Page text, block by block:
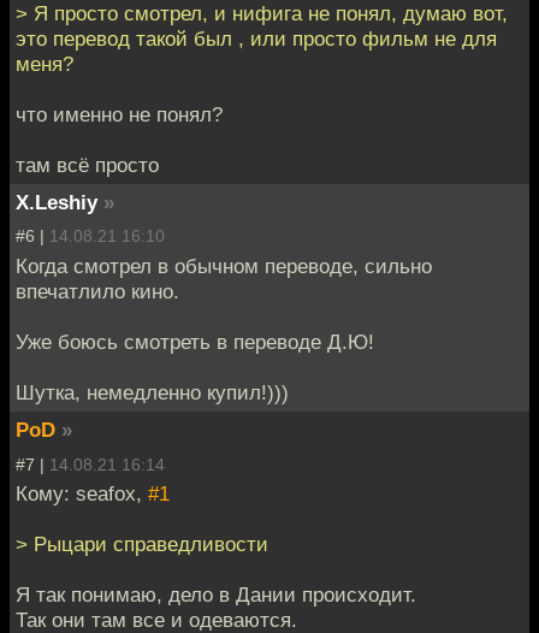
> Я просто смотрел, и нифига не понял, думаю вот,
это перевод такой был , или просто фильм не для
меня?
что именно не понял?
там всё просто
X.Leshiy »
#6 | 14.08.21 16:10
Когда смотрел в обычном переводе, сильно
впечатлило кино.
Уже боюсь смотреть в переводе Д.Ю!
Шутка, немедленно купил!)))
PoD »
#7 | 14.08.21 16:14
Кому: seafox, #1
> Рыцари справедливости
Я так понимаю, дело в Дании происходит.
Так они там все и одеваются.